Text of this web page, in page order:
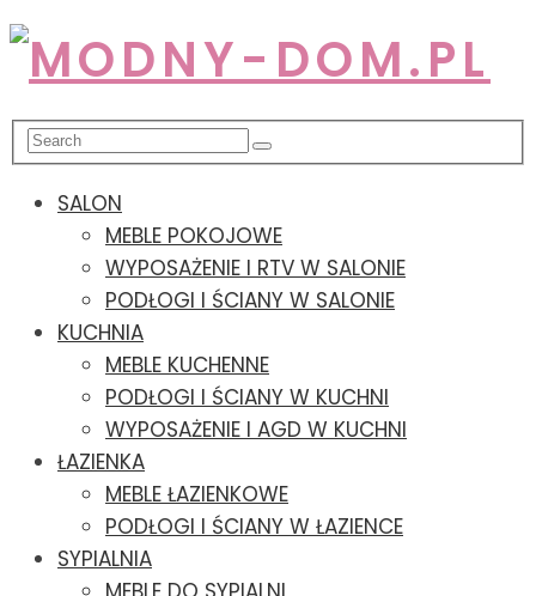
SALON
MEBLE POKOJOWE
WYPOSAŻENIE I RTV W SALONIE
PODŁOGI I ŚCIANY W SALONIE
KUCHNIA
MEBLE KUCHENNE
PODŁOGI I ŚCIANY W KUCHNI
WYPOSAŻENIE I AGD W KUCHNI
ŁAZIENKA
MEBLE ŁAZIENKOWE
PODŁOGI I ŚCIANY W ŁAZIENCE
SYPIALNIA